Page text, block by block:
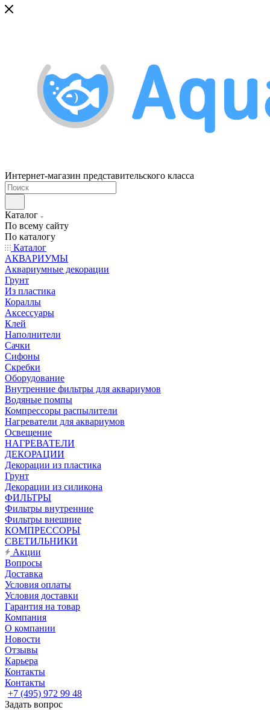
Интернет-магазин представительского класса
Каталог
По всему сайту
По каталогу
Каталог
АКВАРИУМЫ
Аквариумные декорации
Грунт
Из пластика
Кораллы
Аксессуары
Клей
Наполнители
Сачки
Сифоны
Скребки
Оборудование
Внутренние фильтры для аквариумов
Водяные помпы
Компрессоры распылители
Нагреватели для аквариумов
Освещение
НАГРЕВАТЕЛИ
ДЕКОРАЦИИ
Декорации из пластика
Грунт
Декорации из силикона
ФИЛЬТРЫ
Фильтры внутренние
Фильтры внешние
КОМПРЕССОРЫ
СВЕТИЛЬНИКИ
Акции
Вопросы
Доставка
Условия оплаты
Условия доставки
Гарантия на товар
Компания
О компании
Новости
Отзывы
Карьера
Контакты
Контакты
+7 (495) 972 99 48
Задать вопрос